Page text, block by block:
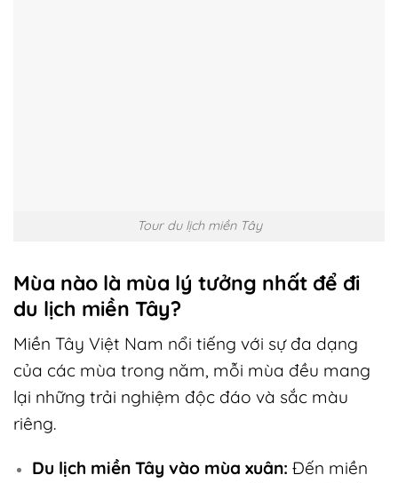
Tour du lịch miền Tây
Mùa nào là mùa lý tưởng nhất để đi
du lịch miền Tây?
Miền Tây Việt Nam nổi tiếng với sự đa dạng
của các mùa trong năm, mỗi mùa đều mang
lại những trải nghiệm độc đáo và sắc màu
riêng.
Du lịch miền Tây vào mùa xuân: Đến miền